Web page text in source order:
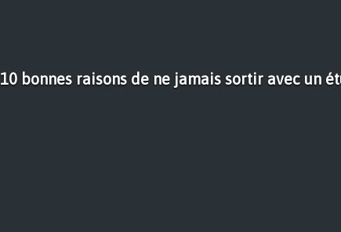
10 bonnes raisons de ne jamais sortir avec un